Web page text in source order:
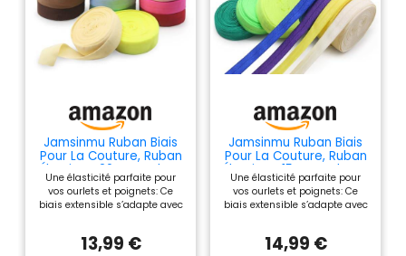
Jamsinmu Ruban Biais
Pour La Couture, Ruban
Élastique 20mm, Ruban
Élastique Biais Ruban En
Tissu Pour Poignets
Pantalons Et Shorts 36
Mate*2, 20mm
Une élasticité parfaite pour
vos ourlets et poignets: Ce
biais extensible s’adapte avec
resserrer une veste, ajuster un
13,99 €
Jamsinmu Ruban Biais
Pour La Couture, Ruban
Élastique 15mm, Rubans
En Biais Élastique Ruban
En Tissu Pour Les
Poignets. Pantalons, 16
Yards, 15mm
Une élasticité parfaite pour
vos ourlets et poignets: Ce
biais extensible s’adapte avec
resserrer une veste, ajuster un
14,99 €